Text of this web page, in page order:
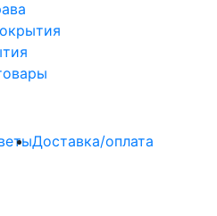
Доставка/оплата